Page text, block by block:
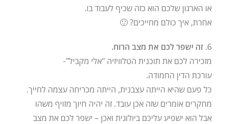
או הארגון שלכם הוא כזה שכיף לעבוד בו.
אחרת, איך כולם מחייכים? 🙂
6. זה ישפר לכם את מצב הרוח.
מזכירה לכם את תוכנית הטלוויזיה "אלי מקביל"-
עורכת הדין החמודה.
כל פעם שהיא הייתה עצבנית, הייתה מכריחה עצמה לחייך.
מחקרים אומרים שזה אכן עובד. זה יהיה חיוך מזויף משהו
אבל הוא ישפיע עליכם ביולוגית ואכן – ישפר לכם את מצב